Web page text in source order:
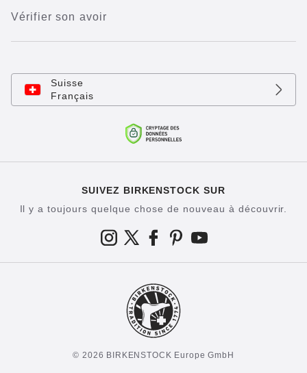
Vérifier son avoir
Suisse
Français
SUIVEZ BIRKENSTOCK SUR
Il y a toujours quelque chose de nouveau à découvrir.
© 2026 BIRKENSTOCK Europe GmbH